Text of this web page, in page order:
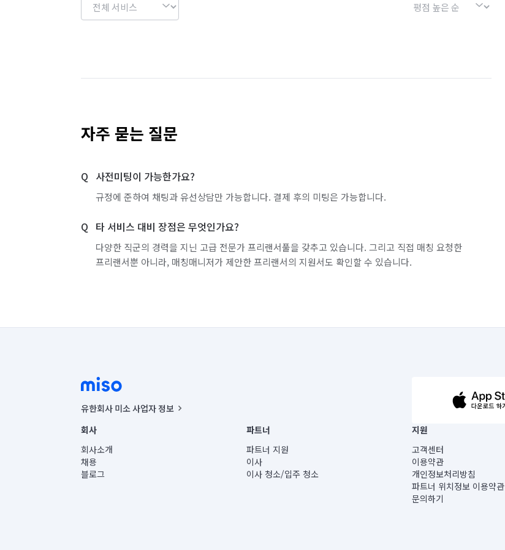
자주 묻는 질문
사전미팅이 가능한가요?
규정에 준하여 채팅과 유선상담만 가능합니다. 결제 후의 미팅은 가능합니다.
타 서비스 대비 장점은 무엇인가요?
다양한 직군의 경력을 지닌 고급 전문가 프리랜서풀을 갖추고 있습니다. 그리고 직접 매칭 요청한
프리랜서뿐 아니라, 매칭매니저가 제안한 프리랜서의 지원서도 확인할 수 있습니다.
유한회사 미소 사업자 정보
사업자등록번호 : 291-87-00271 | 인허가번호 : 2016-3220163-14-5-00019 |
통신판매신고번호 : 2024-서울종로-1400(공정거래위원회 정보) |
대표이사 : CHING VICTOR COLUMBIA RHEE
주소 | 본사: 서울특별시 종로구 율곡로 6(중학동, 트윈트리빌딩) B동 5층
컨택센터 : 서울특별시 종로구 수송동 율곡로 24, 7층, 8층 미소
회사
회사소개
채용
블로그
파트너
파트너 지원
이사
이사 청소/입주 청소
지원
고객센터
이용약관
개인정보처리방침
파트너 위치정보 이용약관
문의하기